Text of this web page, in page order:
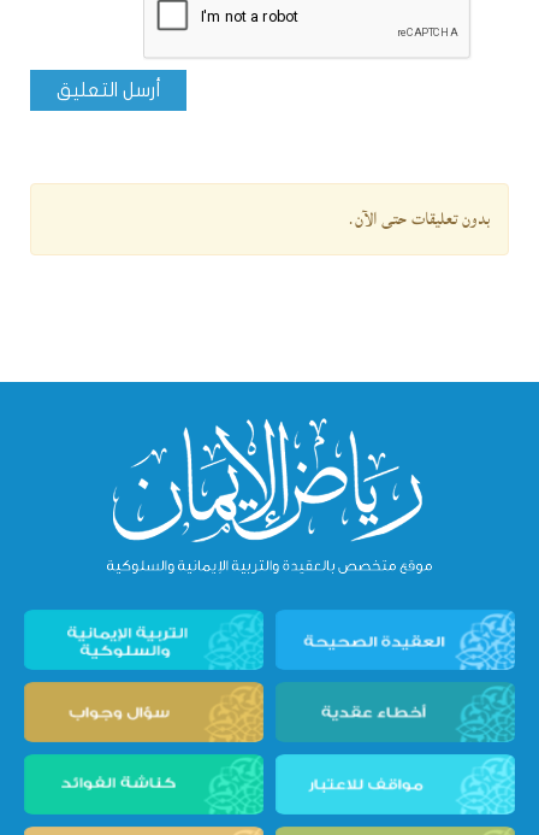
أرسل التعليق
بدون تعليقات حتى الآن.